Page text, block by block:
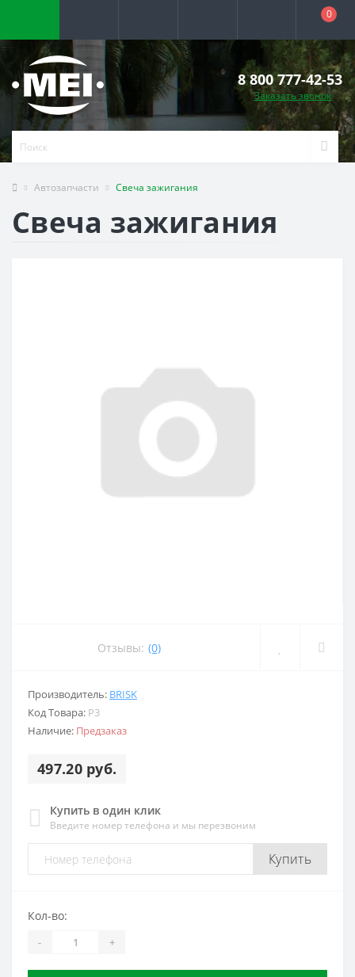
0
8 800 777-42-53
Заказать звонок
Автозапчасти Свеча зажигания
Свеча зажигания
Отзывы: (0)
Производитель: BRISK
Код Товара: P3
Наличие: Предзаказ
497.20 руб.
Купить в один клик
Введите номер телефона и мы перезвоним
Купить
Кол-во:
- +